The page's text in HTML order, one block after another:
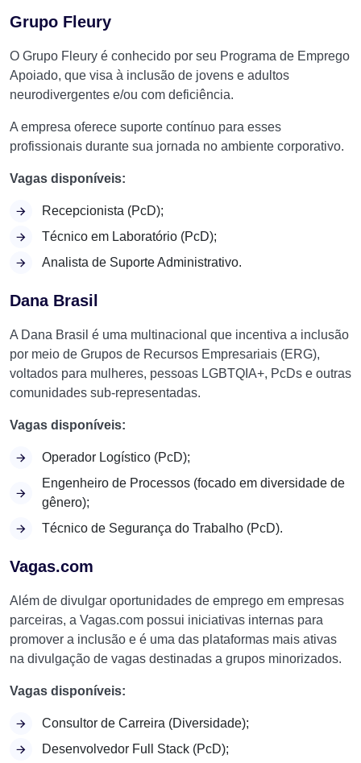
Grupo Fleury
O Grupo Fleury é conhecido por seu Programa de Emprego
Apoiado, que visa à inclusão de jovens e adultos
neurodivergentes e/ou com deficiência.
A empresa oferece suporte contínuo para esses
profissionais durante sua jornada no ambiente corporativo.
Vagas disponíveis:
Recepcionista (PcD);
Técnico em Laboratório (PcD);
Analista de Suporte Administrativo.
Dana Brasil
A Dana Brasil é uma multinacional que incentiva a inclusão
por meio de Grupos de Recursos Empresariais (ERG),
voltados para mulheres, pessoas LGBTQIA+, PcDs e outras
comunidades sub-representadas.
Vagas disponíveis:
Operador Logístico (PcD);
Engenheiro de Processos (focado em diversidade de
gênero);
Técnico de Segurança do Trabalho (PcD).
Vagas.com
Além de divulgar oportunidades de emprego em empresas
parceiras, a Vagas.com possui iniciativas internas para
promover a inclusão e é uma das plataformas mais ativas
na divulgação de vagas destinadas a grupos minorizados.
Vagas disponíveis:
Consultor de Carreira (Diversidade);
Desenvolvedor Full Stack (PcD);